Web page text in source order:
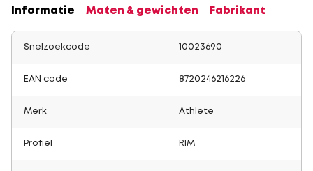
Informatie Maten & gewichten Fabrikant
Snelzoekcode 10023690
EAN code 8720246216226
Merk Athlete
Profiel RIM